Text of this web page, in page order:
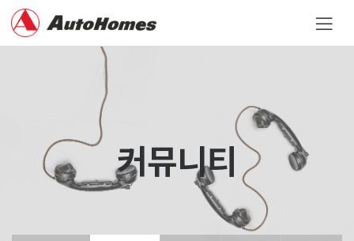
커뮤니티